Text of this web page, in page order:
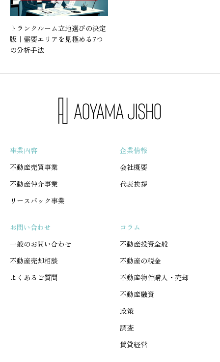
トランクルーム立地選びの決定
版｜需要エリアを見極める7つ
の分析手法
事業内容
不動産売買事業
不動産仲介事業
リースバック事業
企業情報
会社概要
代表挨拶
お問い合わせ
一般のお問い合わせ
不動産売却相談
よくあるご質問
コラム
不動産投資全般
不動産の税金
不動産物件購入・売却
不動産融資
政策
調査
賃貸経営